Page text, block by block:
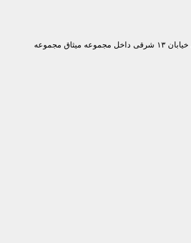
تهران، آجودانيه انتهاى خيابان ١٣ شرقى داخل مجموعه ميثاق مجموعه